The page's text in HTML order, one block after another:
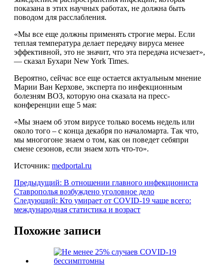
показана в этих научных работах, не должна быть
поводом для расслабления.
«Мы все еще должны применять строгие меры. Если
теплая температура делает передачу вируса менее
эффективной, это не значит, что эта передача исчезает»,
— сказал Бухари New York Times.
Вероятно, сейчас все еще остается актуальным мнение
Марии Ван Керхове, эксперта по инфекционным
болезням ВОЗ, которую она сказала на пресс-
конференции еще 5 мая:
«Мы знаем об этом вирусе только восемь недель или
около того – с конца декабря по началомарта. Так что,
мы многогоне знаем о том, как он поведет себяпри
смене сезонов, если знаем хоть что-то».
Источник: medportal.ru
Предыдущий: В отношении главного инфекциониста
Ставрополья возбуждено уголовное дело
Следующий: Кто умирает от COVID-19 чаще всего:
международная статистика и возраст
Похожие записи